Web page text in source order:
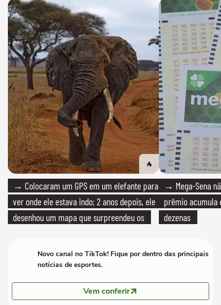
→ Colocaram um GPS em um elefante para
ver onde ele estava indo; 2 anos depois, ele
desenhou um mapa que surpreendeu os
→ Mega-Sena
prêmio acumula
dezenas
Novo canal no TikTok! Fique por dentro das principais
notícias de esportes.
Vem conferir